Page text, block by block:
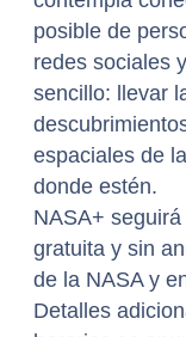
posible de
redes sociales
sencillo: llevar
espaciales de
donde estén.
NASA+
gratuita y sin
de la NASA y
Detalles